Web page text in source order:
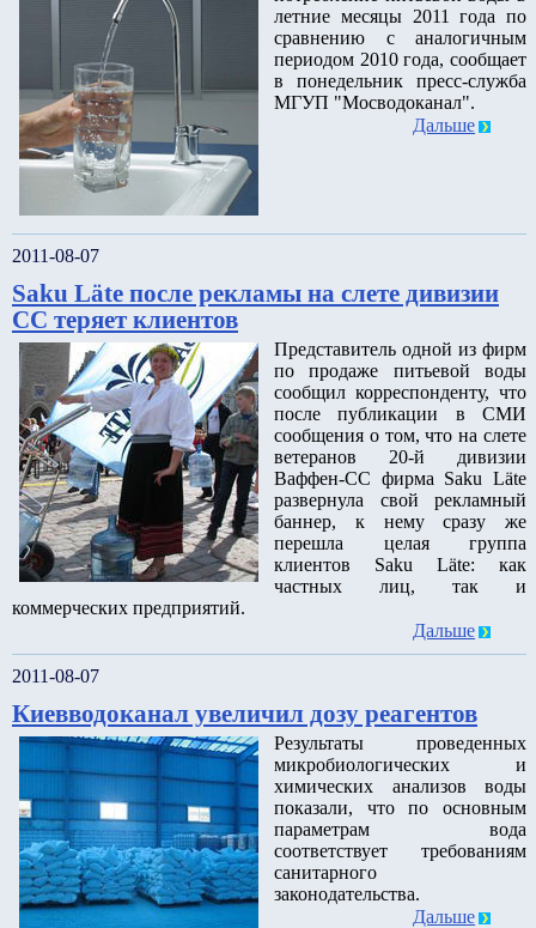
летние месяцы 2011 года по
сравнению с аналогичным
периодом 2010 года, сообщает
в понедельник пресс-служба
МГУП "Мосводоканал".
Дальше
2011-08-07
Saku Läte после рекламы на слете дивизии
СС теряет клиентов
Представитель одной из фирм
по продаже питьевой воды
сообщил корреспонденту, что
после публикации в СМИ
сообщения о том, что на слете
ветеранов 20-й дивизии
Ваффен-СС фирма Saku Läte
развернула свой рекламный
баннер, к нему сразу же
перешла целая группа
клиентов Saku Läte: как
частных лиц, так и
коммерческих предприятий.
Дальше
2011-08-07
Киевводоканал увеличил дозу реагентов
Результаты проведенных
микробиологических и
химических анализов воды
показали, что по основным
параметрам вода
соответствует требованиям
санитарного
законодательства.
Дальше